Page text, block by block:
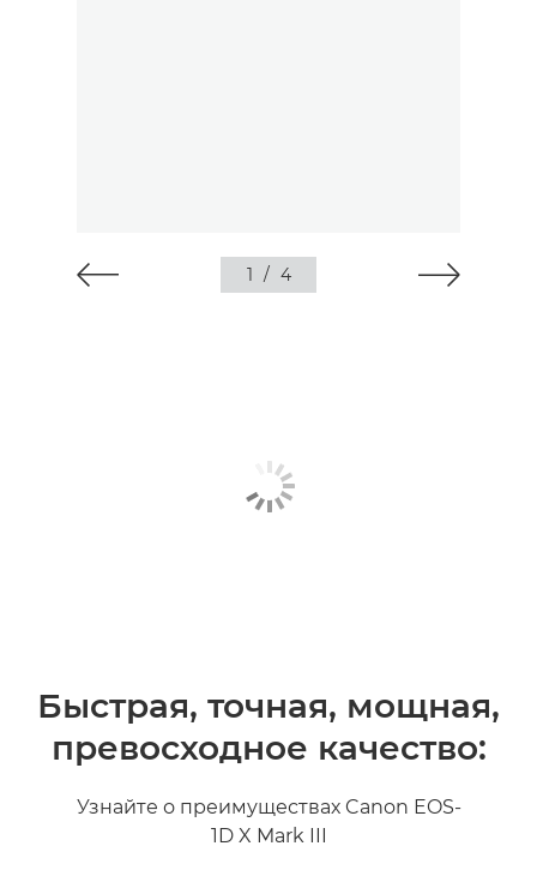
1 / 4
Быстрая, точная, мощная,
превосходное качество:
Узнайте о преимуществах Canon EOS-
1D X Mark III